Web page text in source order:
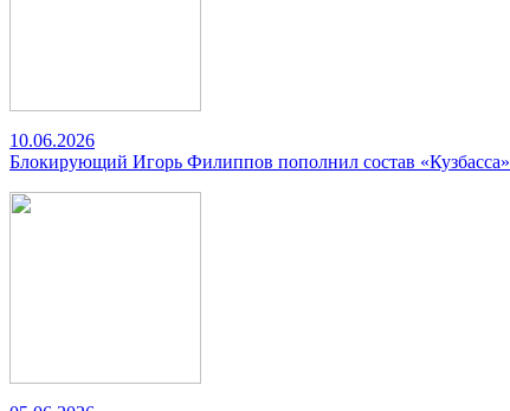
10.06.2026
Блокирующий Игорь Филиппов пополнил состав «Кузбасса»